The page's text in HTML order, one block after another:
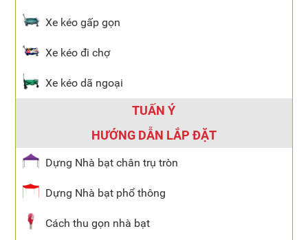
Xe kéo gấp gọn
Xe kéo đi chợ
Xe kéo dã ngoại
TUẤN Ý
HƯỚNG DẪN LẮP ĐẶT
Dựng Nhà bạt chân trụ tròn
Dựng Nhà bạt phổ thông
Cách thu gọn nhà bạt